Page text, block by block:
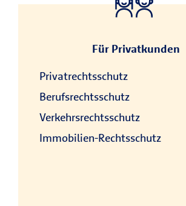
Für Privatkunden
Privatrechtsschutz
Berufsrechtsschutz
Verkehrsrechtsschutz
Immobilien-Rechtsschutz